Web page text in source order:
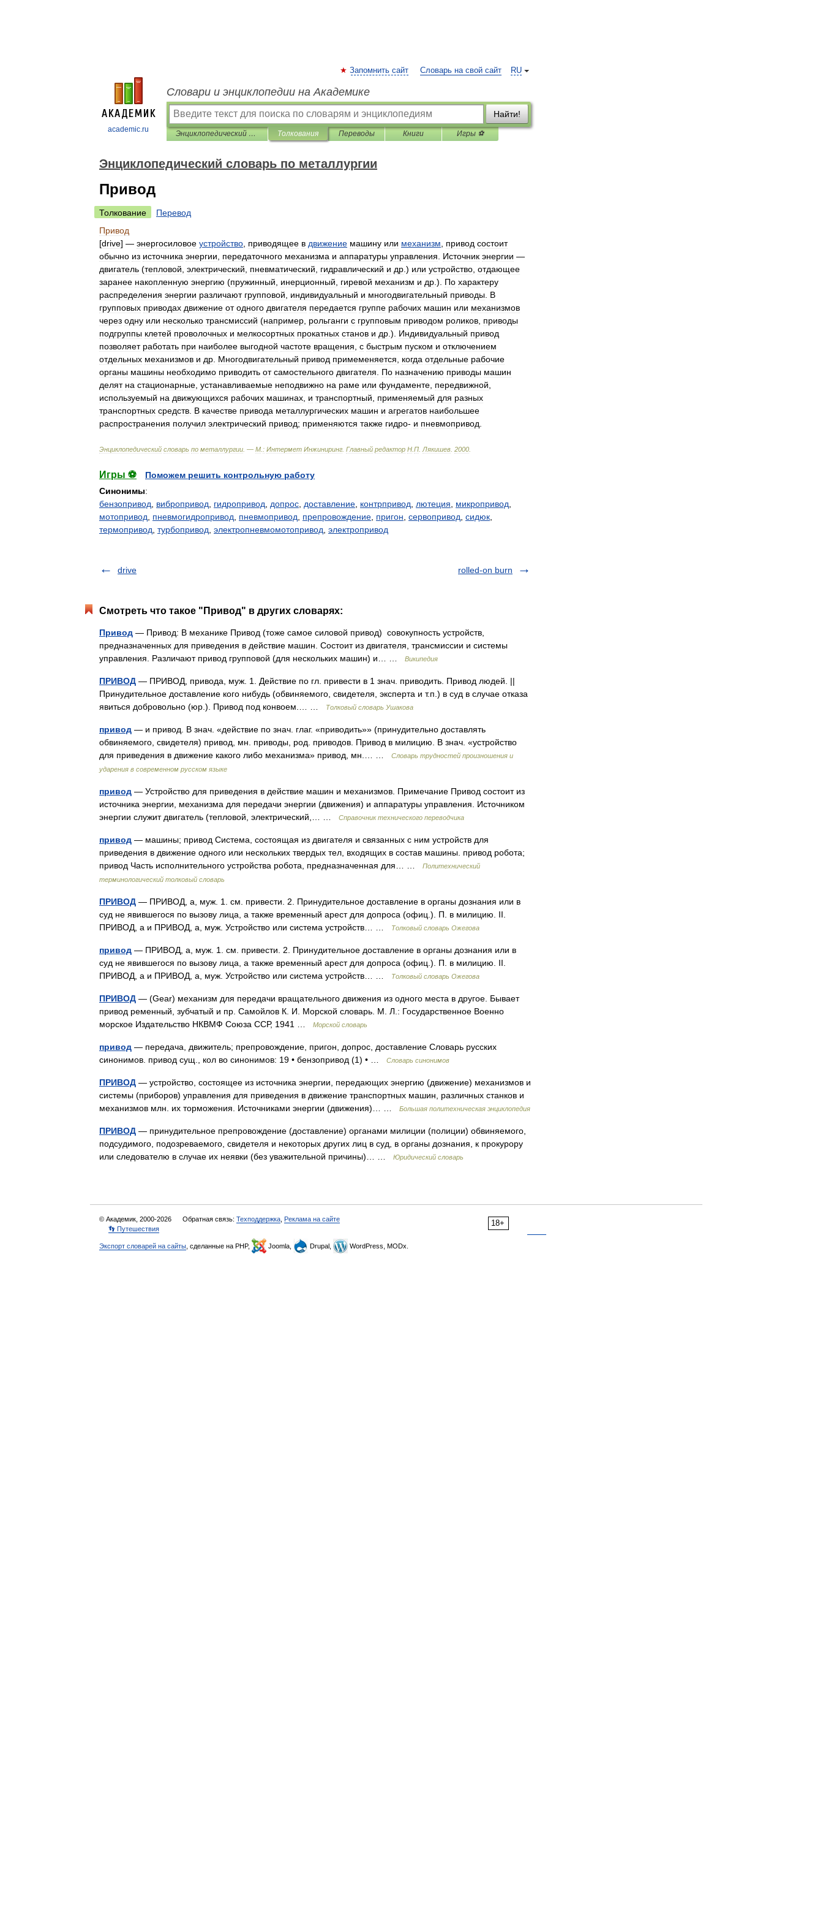
academic.ru
RU
Запомнить сайт Словарь на свой сайт
Словари и энциклопедии на Академике
Найти!
Энциклопедический словарь по металлургии Толкования Переводы Книги Игры ⚽
Энциклопедический словарь по металлургии
Привод
Толкование
Перевод
Привод
[drive] — энергосиловое устройство приводящее в движение машину или механизм привод состоит
обычно из источника энергии передаточного механизма и аппаратуры управления Источник энергии —
двигатель (тепловой электрический пневматический гидравлический и др .) или устройство отдающее
заранее накопленную энергию (пружинный инерционный гиревой механизм и др .). По характеру
распределения энергии различают групповой индивидуальный и многодвигательный приводы В
групповых приводах движение от одного двигателя передается группе рабочих машин или механизмов
через одну или несколько трансмиссий (например рольганги с групповым приводом роликов приводы
подгруппы клетей проволочных и мелкосортных прокатных станов и др .). Индивидуальный привод
позволяет работать при наиболее выгодной частоте вращения с быстрым пуском и отключением
отдельных механизмов и др Многодвигательный привод примеменяется когда отдельные рабочие
органы машины необходимо приводить от самостельного двигателя По назначению приводы машин
делят на стационарные устанавливаемые неподвижно на раме или фундаменте передвижной
используемый на движующихся рабочих машинах и транспортный применяемый для разных
транспортных средств В качестве привода металлургических машин и агрегатов наибольшее
распространения получил электрический привод; применяются также гидро- и пневмопривод
Энциклопедический словарь по металлургии . — М : Интермет Инжиниринг Главный редактор Н П Лякишев 2000
Игры ⚽
Поможем решить контрольную работу
Синонимы:
бензопривод
вибропривод гидропривод допрос доставление контрпривод лютеция микропривод
мотопривод
пневмогидропривод пневмопривод препровождение пригон сервопривод сидюк
термопривод турбопривод электропневмомотопривод электропривод
drive rolled-on burn
Смотреть что такое "Привод" в других словарях:
Привод — Привод: В механике Привод (тоже самое силовой привод) совокупность устройств,
предназначенных для приведения в действие машин. Состоит из двигателя, трансмиссии и системы
управления. Различают привод групповой (для нескольких машин) и… …
Википедия
ПРИВОД — ПРИВОД, привода, муж. 1. Действие по гл. привести в 1 знач. приводить. Привод людей. ||
Принудительное доставление кого нибудь (обвиняемого, свидетеля, эксперта и т.п.) в суд в случае отказа
явиться добровольно (юр.). Привод под конвоем.… …
Толковый словарь Ушакова
привод — и привод. В знач. «действие по знач. глаг. «приводить»» (принудительно доставлять
обвиняемого, свидетеля) привод, мн. приводы, род. приводов. Привод в милицию. В знач. «устройство
для приведения в движение какого либо механизма» привод, мн.… …
Словарь трудностей произношения и
ударения в современном русском языке
привод — Устройство для приведения в действие машин и механизмов. Примечание Привод состоит из
источника энергии, механизма для передачи энергии (движения) и аппаратуры управления. Источником
энергии служит двигатель (тепловой, электрический,… …
Справочник технического переводчика
привод — машины; привод Система, состоящая из двигателя и связанных с ним устройств для
приведения в движение одного или нескольких твердых тел, входящих в состав машины. привод робота;
привод Часть исполнительного устройства робота, предназначенная для… …
Политехнический
терминологический толковый словарь
ПРИВОД — ПРИВОД, а, муж. 1. см. привести. 2. Принудительное доставление в органы дознания или в
суд не явившегося по вызову лица, а также временный арест для допроса (офиц.). П. в милицию. II.
ПРИВОД, а и ПРИВОД, а, муж. Устройство или система устройств… …
Толковый словарь Ожегова
привод — ПРИВОД, а, муж. 1. см. привести. 2. Принудительное доставление в органы дознания или в
суд не явившегося по вызову лица, а также временный арест для допроса (офиц.). П. в милицию. II.
ПРИВОД, а и ПРИВОД, а, муж. Устройство или система устройств… …
Толковый словарь Ожегова
ПРИВОД — (Gear) механизм для передачи вращательного движения из одного места в другое. Бывает
привод ременный, зубчатый и пр. Самойлов К. И. Морской словарь. М. Л.: Государственное Военно
морское Издательство НКВМФ Союза ССР, 1941 …
Морской словарь
привод — передача, движитель; препровождение, пригон, допрос, доставление Словарь русских
синонимов. привод сущ., кол во синонимов: 19 • бензопривод (1) • …
Словарь синонимов
ПРИВОД — устройство, состоящее из источника энергии, передающих энергию (движение) механизмов и
системы (приборов) управления для приведения в движение транспортных машин, различных станков и
механизмов млн. их торможения. Источниками энергии (движения)… …
Большая политехническая энциклопедия
ПРИВОД — принудительное препровождение (доставление) органами милиции (полиции) обвиняемого,
подсудимого, подозреваемого, свидетеля и некоторых других лиц в суд, в органы дознания, к прокурору
или следователю в случае их неявки (без уважительной причины)… …
Юридический словарь
18+
© Академик, 2000-2026 Обратная связь: Техподдержка Реклама на сайте
👣 Путешествия
Экспорт словарей на сайты , сделанные на PHP, Joomla, Drupal, WordPress, MODx.